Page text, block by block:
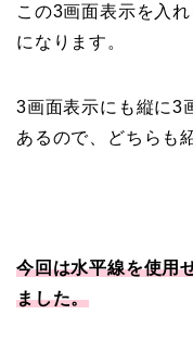
この3画面表示を入
になります。
3画面表示にも縦に3
あるので、どちらも
今回は水平線を使用
ました。